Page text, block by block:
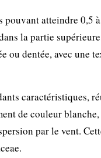
atteindre 0,5
la partie
ou dentée, avec une
caractéristiques,
de couleur
par le vent.